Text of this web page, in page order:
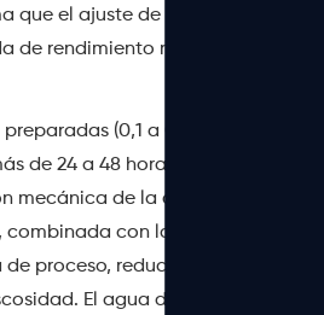
que el ajuste de la dosis lo
de rendimiento rara vez es
(0,1 a 0,5%) no deben
de 24 a 48 horas. Más allá de
mecánica de la cadena del
combinada con la actividad
proceso, reduce
El agua de proceso a